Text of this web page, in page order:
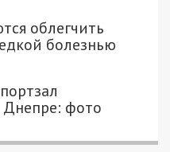
облегчить
болезнью
фото